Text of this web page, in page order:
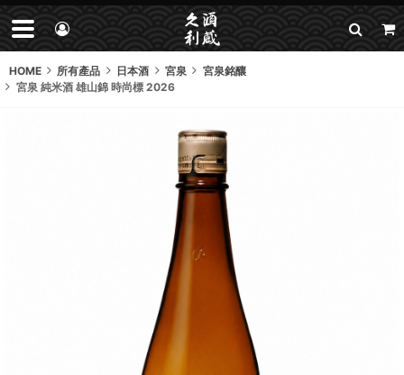
HOME 所有產品 日本酒 宮泉
宮泉銘釀
宮泉 純米酒 雄山錦 時尚標 2026